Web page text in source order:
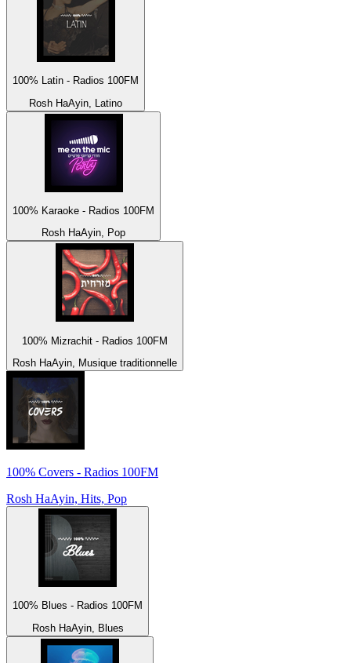
100% Latin - Radios 100FM
Rosh HaAyin, Latino
100% Karaoke - Radios 100FM
Rosh HaAyin, Pop
100% Mizrachit - Radios 100FM
Rosh HaAyin, Musique traditionnelle
100% Covers - Radios 100FM
Rosh HaAyin, Hits, Pop
100% Blues - Radios 100FM
Rosh HaAyin, Blues